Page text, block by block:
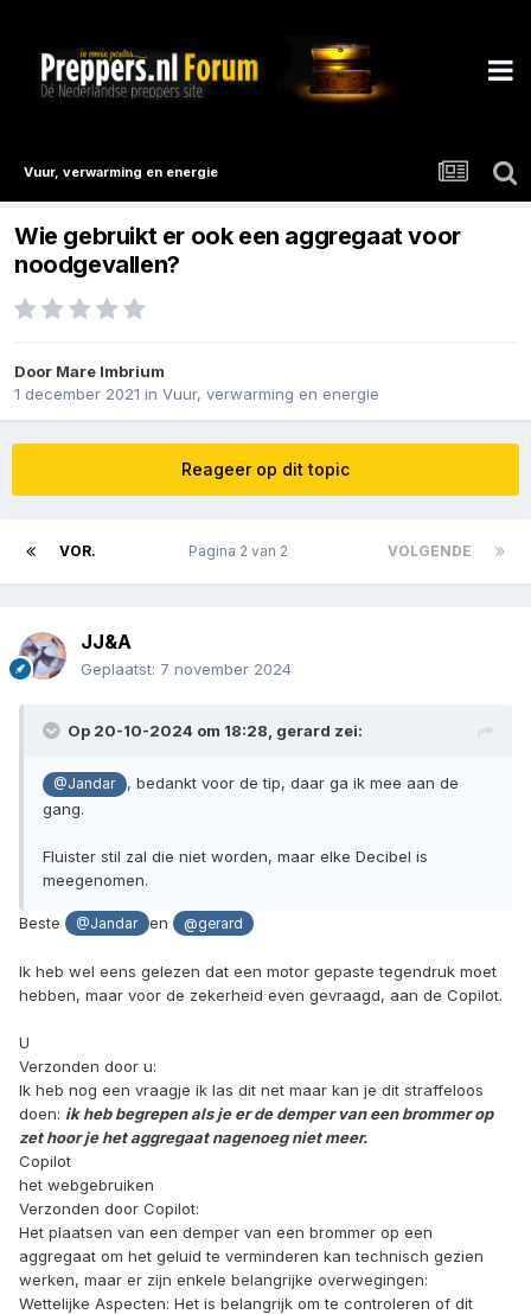
Vuur, verwarming en energie
Wie gebruikt er ook een aggregaat voor
noodgevallen?
Door Mare Imbrium
1 december 2021 in Vuur, verwarming en energie
Reageer op dit topic
VOR. VOLGENDE
Pagina 2 van 2
JJ&A
Geplaatst: 7 november 2024
Op 20-10-2024 om 18:28, gerard zei:
@Jandar
, bedankt voor de tip, daar ga ik mee aan de
gang.
Fluister stil zal die niet worden, maar elke Decibel is
meegenomen.
Beste @Jandar en @gerard
Ik heb wel eens gelezen dat een motor gepaste tegendruk moet
hebben, maar voor de zekerheid even gevraagd, aan de Copilot.
U
Verzonden door u:
Ik heb nog een vraagje ik las dit net maar kan je dit straffeloos
doen: ik heb begrepen als je er de demper van een brommer op
zet hoor je het aggregaat nagenoeg niet meer.
Copilot
het webgebruiken
Verzonden door Copilot:
Het plaatsen van een demper van een brommer op een
aggregaat om het geluid te verminderen kan technisch gezien
werken, maar er zijn enkele belangrijke overwegingen:
Wettelijke Aspecten: Het is belangrijk om te controleren of dit